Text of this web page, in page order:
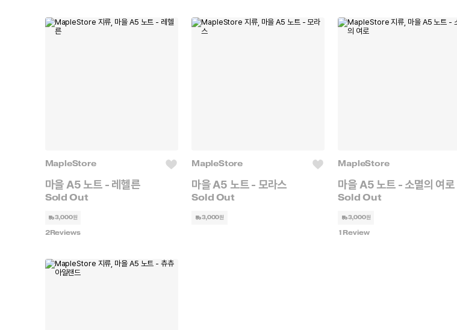
MapleStore
마을 A5 노트 - 레헬른
3,000원
Reviews
2
MapleStore
마을 A5 노트 - 모라스
3,000원
MapleStore
마을 A5 노트 - 소멸의 여로
3,000원
Review
1